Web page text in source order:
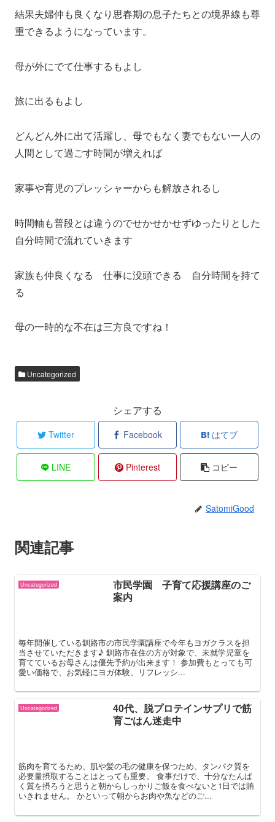
結果夫婦仲も良くなり思春期の息子たちとの境界線も尊
重できるようになっています。
母が外にでて仕事するもよし
旅に出るもよし
どんどん外に出て活躍し、母でもなく妻でもない一人の
人間として過ごす時間が増えれば
家事や育児のプレッシャーからも解放されるし
時間軸も普段とは違うのでせかせかせずゆったりとした
自分時間で流れていきます
家族も仲良くなる 仕事に没頭できる 自分時間を持て
る
母の一時的な不在は三方良ですね！
Uncategorized
シェアする
Twitter Facebook はてブ
LINE Pinterest コピー
SatomiGood
関連記事
Uncategorized
市民学園 子育て応援講座のご
案内
毎年開催している釧路市の市民学園講座で今年もヨガクラスを担
当させていただきます♪ 釧路市在住の方が対象で、未就学児童を
育てているお母さんは優先予約が出来ます！ 参加費もとっても可
愛い価格で、お気軽にヨガ体験、リフレッシ...
Uncategorized
40代、脱プロテインサプリで筋
育ごはん迷走中
筋肉を育てるため、肌や髪の毛の健康を保つため、タンパク質を
必要量摂取することはとっても重要。 食事だけで、十分なたんぱ
く質を摂ろうと思うと朝からしっかりご飯を食べないと1日では賄
いきれません。 かといって朝からお肉や魚などのご...